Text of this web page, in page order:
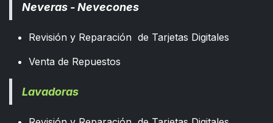
Neveras - Nevecones
Revisión y Reparación de Tarjetas Digitales
Venta de Repuestos
Lavadoras